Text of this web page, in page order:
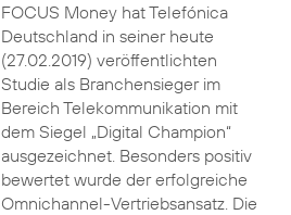
FOCUS Money hat Telefónica
Deutschland in seiner heute
(27.02.2019) veröffentlichten
Studie als Branchensieger im
Bereich Telekommunikation mit
dem Siegel „Digital Champion“
ausgezeichnet. Besonders positiv
bewertet wurde der erfolgreiche
Omnichannel-Vertriebsansatz. Die